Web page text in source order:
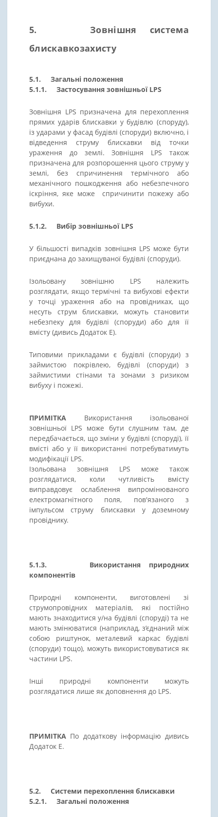
5. Зовнішня система
блискавкозахисту
5.1. Загальні положення
5.1.1. Застосування зовнішньої LPS
Зовнішня LPS призначена для перехоплення
прямих ударів блискавки у будівлю (споруду),
із ударами у фасад будівлі (споруди) включно, і
відведення струму блискавки від точки
ураження до землі. Зовнішня LPS також
призначена для розпорошення цього струму у
землі, без спричинення термічного або
механічного пошкодження або небезпечного
іскріння, яке може спричинити пожежу або
вибухи.
5.1.2. Вибір зовнішньої LPS
У більшості випадків зовнішня LPS може бути
приєднана до захищуваної будівлі (споруди).
Ізольовану зовнішню LPS належить
розглядати, якщо термічні та вибухові ефекти
у точці ураження або на провідниках, що
несуть струм блискавки, можуть становити
небезпеку для будівлі (споруди) або для її
вмісту (дивись Додаток Е).
Типовими прикладами є будівлі (споруди) з
займистою покрівлею, будівлі (споруди) з
займистими стінами та зонами з ризиком
вибуху і пожежі.
ПРИМІТКА Використання ізольованої
зовнішньої LPS може бути слушним там, де
передбачається, що зміни у будівлі (споруді), її
вмісті або у її використанні потребуватимуть
модифікації LPS.
Ізольована зовнішня LPS може також
розглядатися, коли чутливість вмісту
виправдовує ослаблення випромінюваного
електромагнітного поля, пов'язаного з
імпульсом струму блискавки у доземному
провіднику.
5.1.3. Використання природних
компонентів
Природні компоненти, виготовлені зі
струмопровідних матеріалів, які постійно
мають знаходитися у/на будівлі (споруді) та не
мають змінюватися (наприклад, з’єднаний між
собою риштунок, металевий каркас будівлі
(споруди) тощо), можуть використовуватися як
частини LPS.
Інші природні компоненти можуть
розглядатися лише як доповнення до LPS.
ПРИМІТКА По додаткову інформацію дивись
Додаток E.
5.2. Системи перехоплення блискавки
5.2.1. Загальні положення